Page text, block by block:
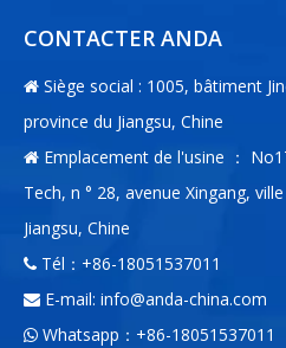
CONTACTER ANDA
 Siège social : 1005, bâtiment
province du Jiangsu, Chine
 Emplacement de l'usine ：
Tech, n ° 28, avenue Xingang,
Jiangsu, Chine
 Tél：+86-18051537011
 E-mail: info@anda-china.com
 Whatsapp：+86-18051537011